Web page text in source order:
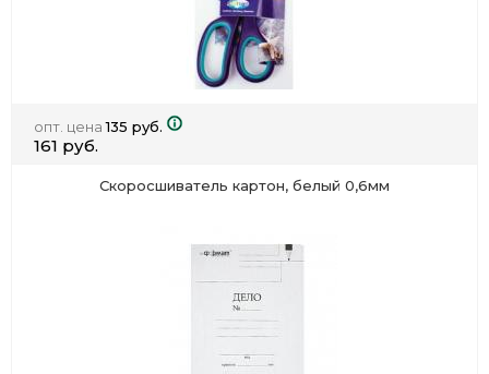
опт. цена135 руб.
161 руб.
Скоросшиватель картон, белый 0,6мм